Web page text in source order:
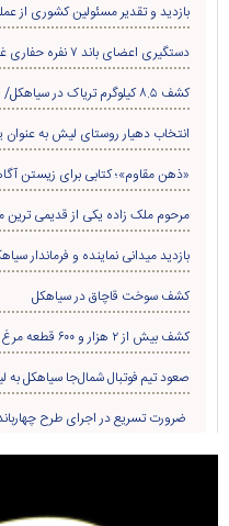
بازدید و تقدیر مسئولین کشوری از
دستگیری اعضای باند ۷ نفره حفاری غير مجاز درسیاهکل
کشف ۸.۵ کیلوگرم تریاک در سیاهکل/ قاچاقچی مواد مخدر دستگیر شد
انتخاب دهیار روستای لیش به عنوان
«ذهن مقاوم»؛ کتابی برای زیستن
مرحوم ملک زاده یکی از قدیمی
بازدید میدانی نماینده و فرماندار
کشف سوخت قاچاق در سياهکل
کشف بیش از ۲ هزار و ۶۰۰ قطعه مرغ زنده بدون مجوز در سیاهکل
صعود تیم فوتبال شمال‌جا‌ سیاهکل به
ضرورت تسریع در اجرای طرح